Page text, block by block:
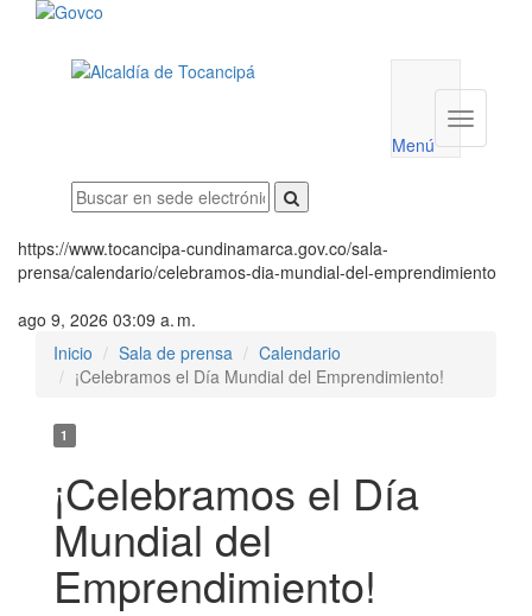
utilidades
Menú
Menú
https://www.tocancipa-cundinamarca.gov.co/sala-
prensa/calendario/celebramos-dia-mundial-del-emprendimiento
ago 9, 2026 03:09 a. m.
Inicio
Sala de prensa
Calendario
¡Celebramos el Día Mundial del Emprendimiento!
1
¡Celebramos el Día
Mundial del
Emprendimiento!